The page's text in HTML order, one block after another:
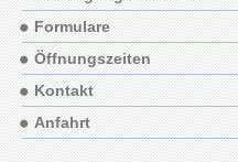
Formulare
Öffnungszeiten
Kontakt
Anfahrt